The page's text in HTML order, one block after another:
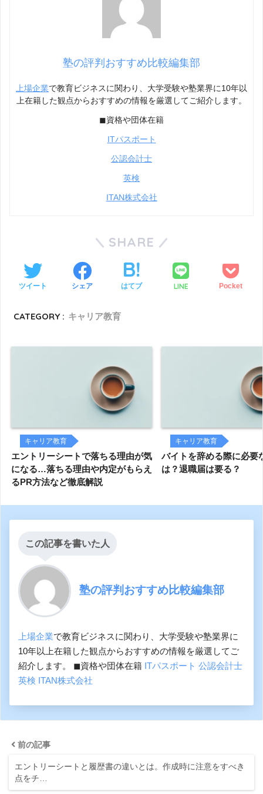
塾の評判おすすめ比較編集部
上場企業で教育ビジネスに関わり、大学受験や塾業界に10年以
上在籍した観点からおすすめの情報を厳選してご紹介します。
◼︎資格や団体在籍
ITパスポート
公認会計士
英検
ITAN株式会社
SHARE
ツイート シェア はてブ LINE Pocket
CATEGORY : キャリア教育
キャリア教育
エントリーシートで落ちる理由が気
になる…落ちる理由や内定がもらえ
るPR方法など徹底解説
キャリア教育
バイトを辞める際に必要
は？退職届は要る？
この記事を書いた人
塾の評判おすすめ比較編集部
上場企業で教育ビジネスに関わり、大学受験や塾業界に
10年以上在籍した観点からおすすめの情報を厳選してご
紹介します。 ◼︎資格や団体在籍 ITパスポート 公認会計士
英検 ITAN株式会社
前の記事
エントリーシートと履歴書の違いとは。作成時に注意をすべき
点をチ…